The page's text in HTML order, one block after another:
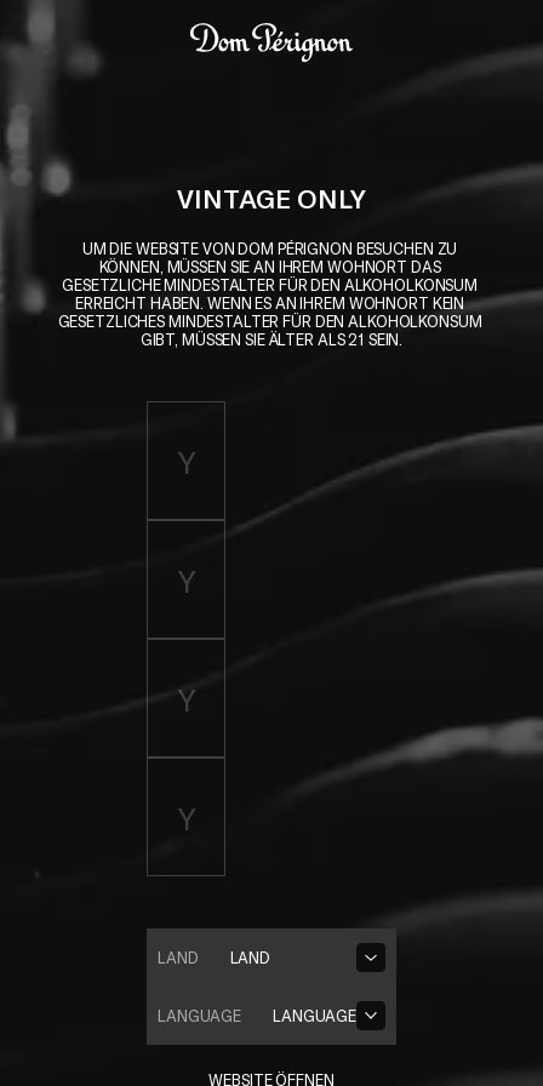
VINTAGE ONLY
UM DIE WEBSITE VON DOM PÉRIGNON BESUCHEN ZU
KÖNNEN, MÜSSEN SIE AN IHREM WOHNORT DAS
GESETZLICHE MINDESTALTER FÜR DEN ALKOHOLKONSUM
ERREICHT HABEN. WENN ES AN IHREM WOHNORT KEIN
GESETZLICHES MINDESTALTER FÜR DEN ALKOHOLKONSUM
GIBT, MÜSSEN SIE ÄLTER ALS 21 SEIN.
LAND
LAND
LANGUAGE
LANGUAGE
WEBSITE ÖFFNEN